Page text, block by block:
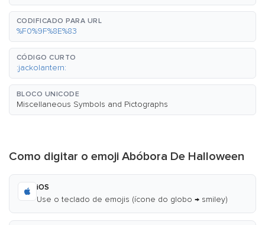
CODIFICADO PARA URL
%F0%9F%8E%83
CÓDIGO CURTO
:jackolantern:
BLOCO UNICODE
Miscellaneous Symbols and Pictographs
Como digitar o emoji Abóbora De Halloween
iOS
Use o teclado de emojis (ícone do globo → smiley)